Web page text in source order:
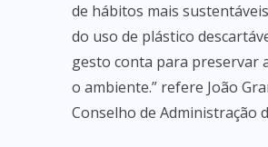
de hábitos mais
do uso de plástico
gesto conta para preservar
o ambiente.” refere João
Conselho de Administração